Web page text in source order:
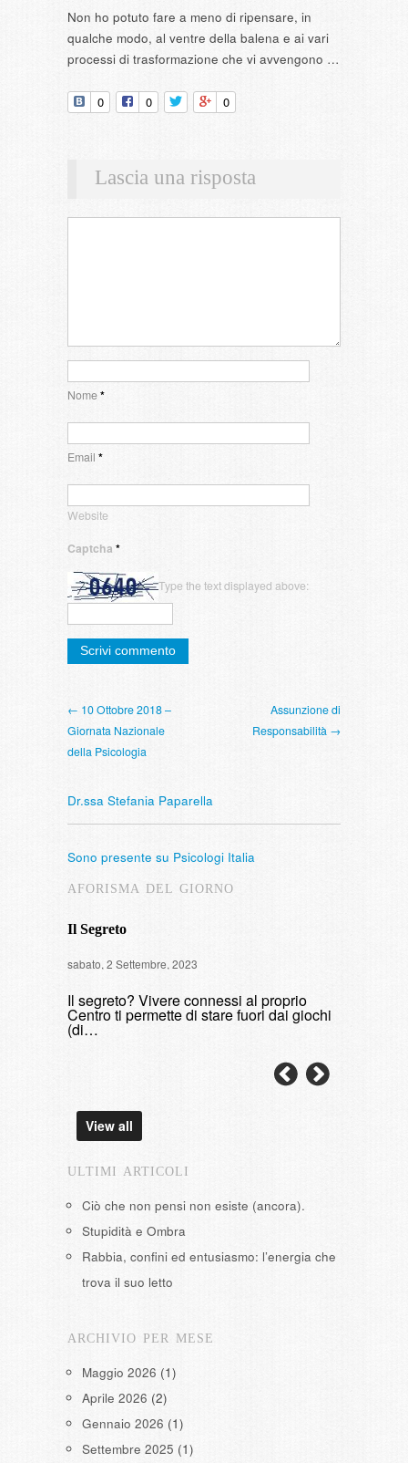
Non ho potuto fare a meno di ripensare, in
qualche modo, al ventre della balena e ai vari
processi di trasformazione che vi avvengono …
0 0 0
Lascia una risposta
Nome*
Email *
Website
Captcha *
Type the text displayed above:
← 10 Ottobre 2018 –
Giornata Nazionale
della Psicologia
Assunzione di
Responsabilità →
Dr.ssa Stefania Paparella
Sono presente su Psicologi Italia
AFORISMA DEL GIORNO
Il Segreto
sabato, 2 Settembre, 2023
Il segreto? Vivere connessi al proprio
Centro ti permette di stare fuori dai giochi
(di…
View all
ULTIMI ARTICOLI
Ciò che non pensi non esiste (ancora).
Stupidità e Ombra
Rabbia, confini ed entusiasmo: l’energia che
trova il suo letto
ARCHIVIO PER MESE
Maggio 2026 (1)
Aprile 2026 (2)
Gennaio 2026 (1)
Settembre 2025 (1)